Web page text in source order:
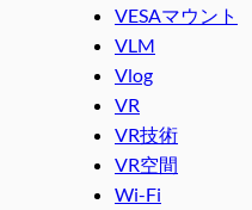
VESAマウント
VLM
Vlog
VR
VR技術
VR空間
Wi-Fi